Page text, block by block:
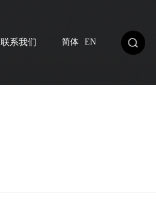
联系我们 简体 EN